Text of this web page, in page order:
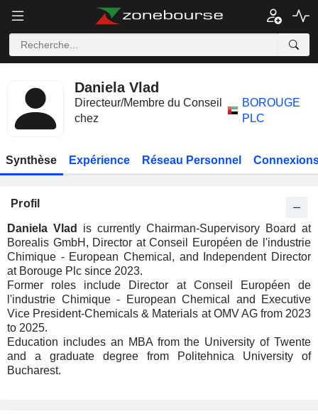
Daniela Vlad
Directeur/Membre du Conseil
chez
BOROUGE
PLC
Synthèse Expérience Réseau Personnel
Profil
Daniela Vlad
is currently Chairman-Supervisory Board at
Borealis GmbH, Director at Conseil Européen de l'industrie
Chimique - European Chemical, and Independent Director
at Borouge Plc since 2023.
Former roles include Director at Conseil Européen de
l'industrie Chimique - European Chemical and Executive
Vice President-Chemicals & Materials at OMV AG from 2023
to 2025.
Education includes an MBA from the University of Twente
and a graduate degree from Politehnica University of
Bucharest.